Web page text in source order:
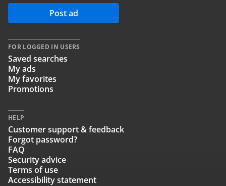
Post ad
FOR LOGGED IN USERS
Saved searches
My ads
My favorites
Promotions
HELP
Customer support & feedback
Forgot password?
FAQ
Security advice
Terms of use
Accessibility statement